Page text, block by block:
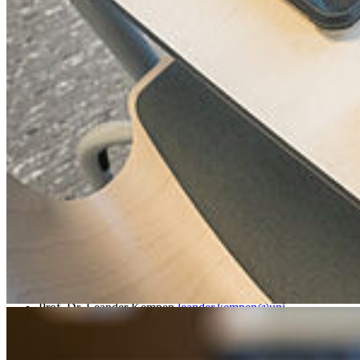
Studierenden eine optimale Lernumgebung.
Mit Fragen rund um
Lineare Algebra, Analysis und die
Schulpraktische Übung
können sich die Studierenden an die
betreuende studentische Hilfskraft, Emilia Skrabalek (9.
Fachsemester Mathematik und Philosophie), wenden.
Öffnungszeiten
Das Lernl@b öffnetin der Vorlesungszeit
für alle Studierenden der
Mathematikauch im Sommersemester 2026:
Donnerstag
von 10 bis 12 Uhr
Prof. Dr. Leander Kempenleander.kempen@uni-
greifswald.de
@stud.uni-greifswald.de